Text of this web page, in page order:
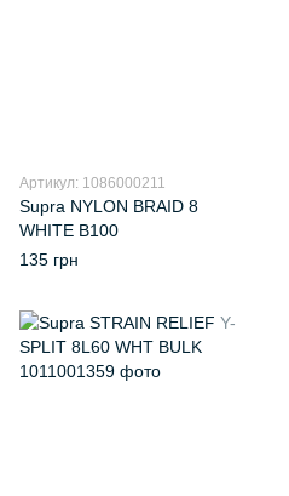
Артикул: 1086000211
Supra NYLON BRAID 8
WHITE B100
135 грн